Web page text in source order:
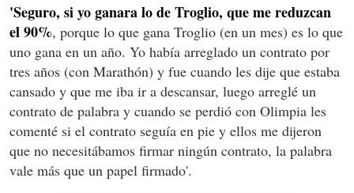
'Seguro, si yo ganara lo de Troglio, que me reduzcan
el 90%, porque lo que gana Troglio (en un mes) es lo que
uno gana en un año. Yo había arreglado un contrato por
tres años (con Marathón) y fue cuando les dije que estaba
cansado y que me iba ir a descansar, luego arreglé un
contrato de palabra y cuando se perdió con Olimpia les
comenté si el contrato seguía en pie y ellos me dijeron
que no necesitábamos firmar ningún contrato, la palabra
vale más que un papel firmado'.